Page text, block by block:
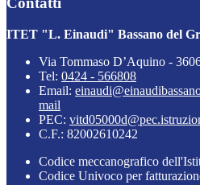
ITET "L. Einaudi" Bassano del
Via Tommaso D’Aquino -
Tel: 0424 - 566808
Email:
mail
PEC:
C.F.: 82002610242
Codice meccanografico
Codice Univoco per